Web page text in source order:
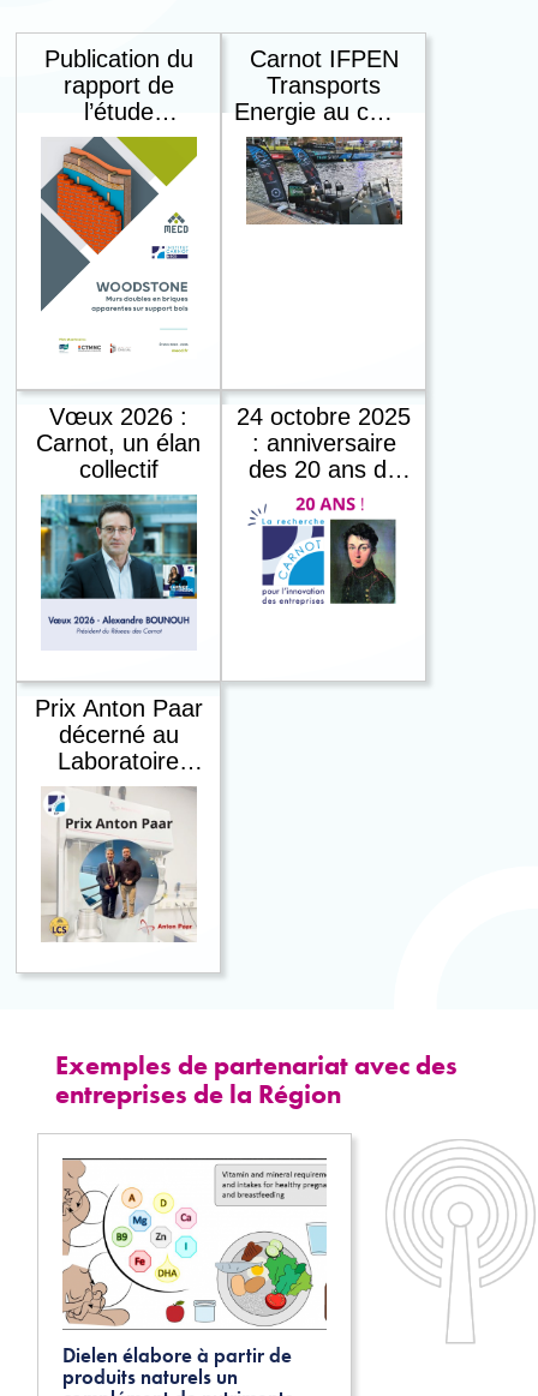
Publication du
rapport de
l’étude
Woodstone -
Carnot MECD
Carnot IFPEN
Transports
Energie au cœur
des débats sur
la décarbonation
du transport
maritime
Vœux 2026 :
Carnot, un élan
collectif
24 octobre 2025
: anniversaire
des 20 ans du
premier appel
Carnot, un
réseau au
service de
l’innovation
Prix Anton Paar
décerné au
Laboratoire
Catalyse et
Spectrochimie
(LCS) - Carnot
ESP
Exemples de partenariat avec des
entreprises de la Région
Dielen élabore à partir de
produits naturels un